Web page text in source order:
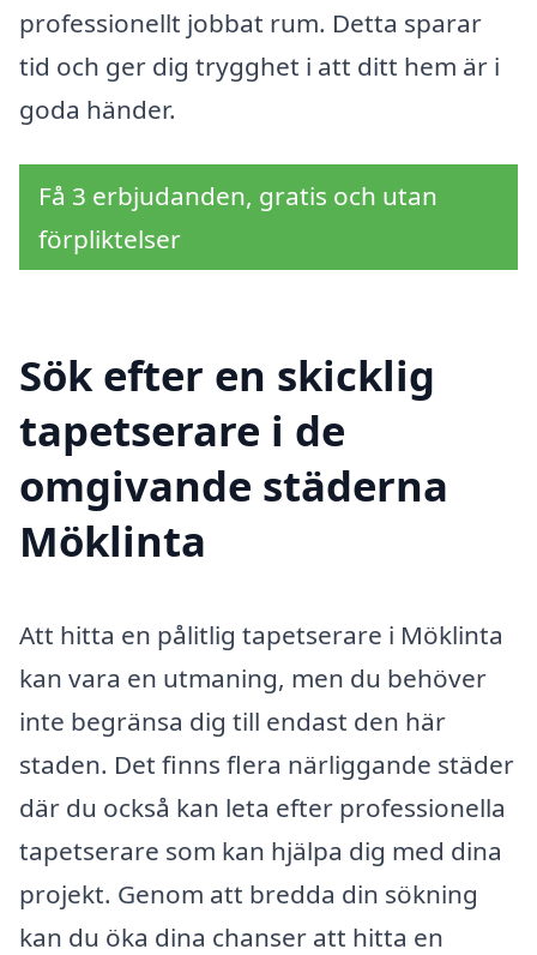
professionellt jobbat rum. Detta sparar
tid och ger dig trygghet i att ditt hem är i
goda händer.
Få 3 erbjudanden, gratis och utan
förpliktelser
Sök efter en skicklig
tapetserare i de
omgivande städerna
Möklinta
Att hitta en pålitlig tapetserare i Möklinta
kan vara en utmaning, men du behöver
inte begränsa dig till endast den här
staden. Det finns flera närliggande städer
där du också kan leta efter professionella
tapetserare som kan hjälpa dig med dina
projekt. Genom att bredda din sökning
kan du öka dina chanser att hitta en